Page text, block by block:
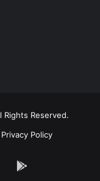
Reserved.
Privacy Policy